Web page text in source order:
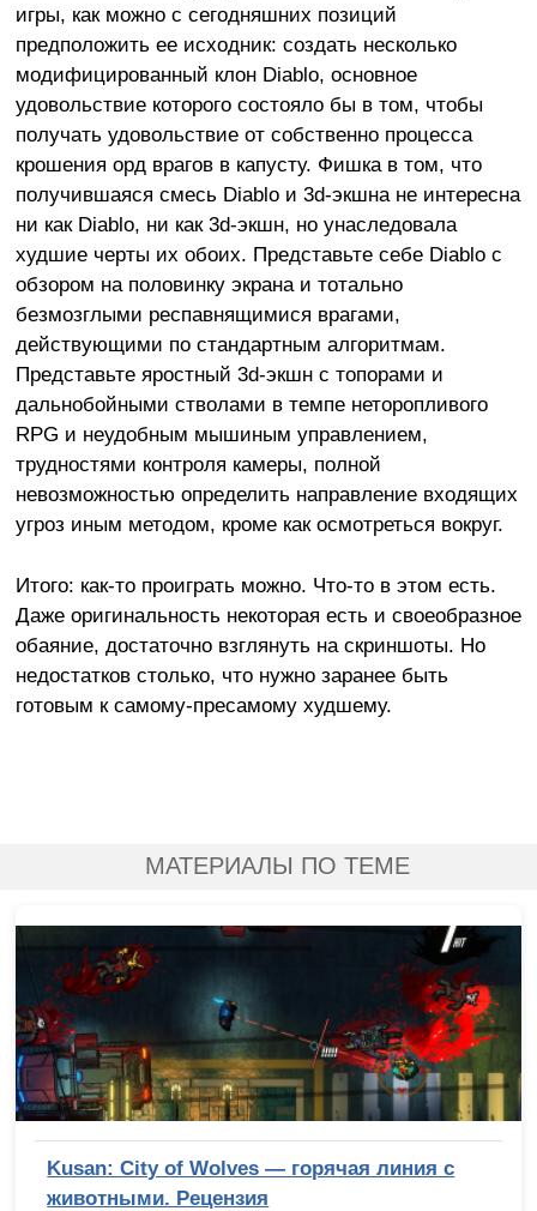
игры, как можно с сегодняшних позиций
предположить ее исходник: создать несколько
модифицированный клон Diablo, основное
удовольствие которого состояло бы в том, чтобы
получать удовольствие от собственно процесса
крошения орд врагов в капусту. Фишка в том, что
получившаяся смесь Diablo и 3d-экшна не интересна
ни как Diablo, ни как 3d-экшн, но унаследовала
худшие черты их обоих. Представьте себе Diablo с
обзором на половинку экрана и тотально
безмозглыми респавнящимися врагами,
действующими по стандартным алгоритмам.
Представьте яростный 3d-экшн с топорами и
дальнобойными стволами в темпе неторопливого
RPG и неудобным мышиным управлением,
трудностями контроля камеры, полной
невозможностью определить направление входящих
угроз иным методом, кроме как осмотреться вокруг.
Итого: как-то проиграть можно. Что-то в этом есть.
Даже оригинальность некоторая есть и своеобразное
обаяние, достаточно взглянуть на скриншоты. Но
недостатков столько, что нужно заранее быть
готовым к самому-пресамому худшему.
МАТЕРИАЛЫ ПО ТЕМЕ
Kusan: City of Wolves — горячая линия с
животными. Рецензия